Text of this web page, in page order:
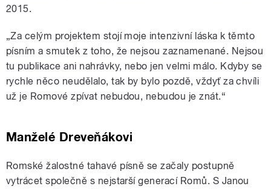
2015.
„Za celým projektem stojí moje intenzivní láska k těmto
písním a smutek z toho, že nejsou zaznamenané. Nejsou
tu publikace ani nahrávky, nebo jen velmi málo. Kdyby se
rychle něco neudělalo, tak by bylo pozdě, vždyť za chvíli
už je Romové zpívat nebudou, nebudou je znát.“
Manželé Dreveňákovi
Romské žalostné tahavé písně se začaly postupně
vytrácet společně s nejstarší generací Romů. S Janou